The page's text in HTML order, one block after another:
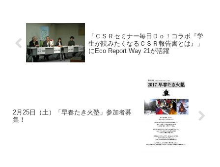
「ＣＳＲセミナー毎日Ｄｏ！コラボ『学
生が読みたくなるＣＳＲ報告書とは』」
にEco Report Way 21が活躍
2月25日（土）「早春たき火塾」参加者募
集！